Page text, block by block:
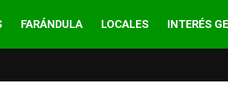
FARÁNDULA LOCALES INTERÉS